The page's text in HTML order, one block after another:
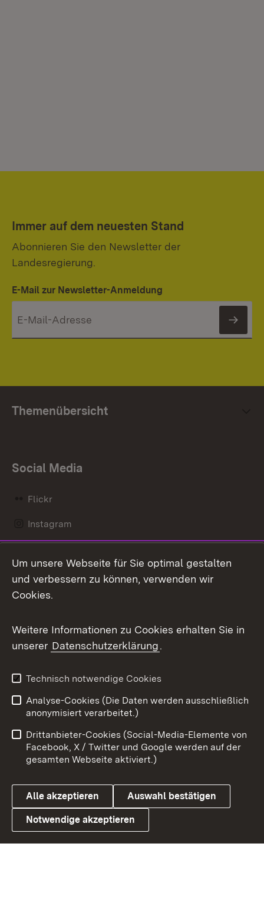
Immer auf dem neuesten Stand
Abonnieren Sie den Newsletter der
Landesregierung.
E-Mail zur Newsletter-Anmeldung
Themenübersicht
Social Media
Flickr
Instagram
Mastodon
Messenger
Social Wall
X / Twitter
Youtube
Link zum Landesportal
Benutzungshinweise
Barrierefreiheit
Datenschutz
Cookies
Um unsere Webseite für Sie optimal gestalten
und verbessern zu können, verwenden wir
Cookies.
Weitere Informationen zu Cookies erhalten Sie in
unserer Datenschutzerklärung.
Technisch notwendige Cookies
Analyse-Cookies (Die Daten werden ausschließlich
anonymisiert verarbeitet.)
Drittanbieter-Cookies (Social-Media-Elemente von
Facebook, X / Twitter und Google werden auf der
gesamten Webseite aktiviert.)
Alle akzeptieren Auswahl bestätigen
Notwendige akzeptieren